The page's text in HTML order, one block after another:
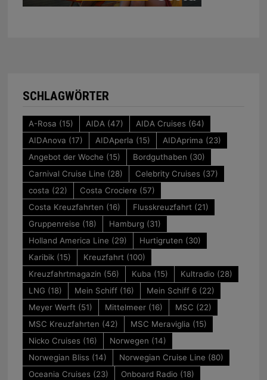
SCHLAGWÖRTER
A-Rosa (15) AIDA(47) AIDA Cruises (64)
AIDAnova (17) AIDAperla (15) AIDAprima (23)
Angebot der Woche (15) Bordguthaben (30)
Carnival Cruise Line (28) Celebrity Cruises (37)
costa (22) Costa Crociere (57)
Costa Kreuzfahrten (16) Flusskreuzfahrt(21)
Gruppenreise (18) Hamburg (31)
Holland America Line (29) Hurtigruten (30)
Karibik(15) Kreuzfahrt(100)
Kreuzfahrtmagazin (56) Kuba (15) Kultradio(28)
LNG (18) Mein Schiff(16) Mein Schiff 6(22)
Meyer Werft(51) Mittelmeer(16) MSC (22)
MSC Kreuzfahrten (42) MSC Meraviglia (15)
Nicko Cruises (16) Norwegen (14)
Norwegian Bliss (14) Norwegian Cruise Line (80)
Oceania Cruises (23) Onboard Radio(18)